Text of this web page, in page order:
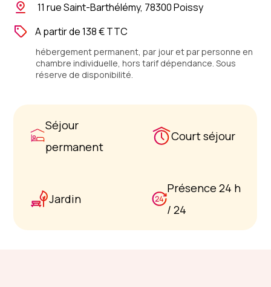
11 rue Saint-Barthélémy, 78300 Poissy
A partir de 138 € TTC
hébergement permanent, par jour et par personne en
chambre individuelle, hors tarif dépendance. Sous
réserve de disponibilité.
Séjour
permanent
Court séjour
Jardin
Présence 24 h
/ 24